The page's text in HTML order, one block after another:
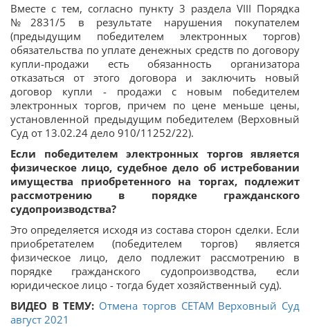
Вместе с тем, согласно пункту 3 раздела VIII Порядка
№2831/5 в результате нарушения покупателем
(предыдущим победителем электронных торгов)
обязательства по уплате денежных средств по договору
купли-продажи есть обязанность организатора
отказаться от этого договора и заключить новый
договор купли - продажи с новым победителем
электронных торгов, причем по цене меньше цены,
установленной предыдущим победителем (Верховный
Суд от 13.02.24 дело 910/11252/22).
Если победителем электронных торгов является
физическое лицо, судебное дело об истребовании
имущества приобретенного на торгах, подлежит
рассмотрению в порядке гражданского
судопроизводства?
Это определяется исходя из состава сторон сделки. Если
приобретателем (победителем торгов) является
физическое лицо, дело подлежит рассмотрению в
порядке гражданского судопроизводства, если
юридическое лицо - тогда будет хозяйственный суд).
ВИДЕО В ТЕМУ: Отмена торгов СЕТАМ Верховный Суд
август 2021